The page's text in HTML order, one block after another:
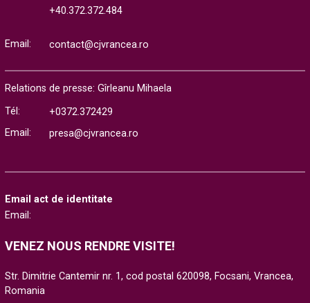
+40.372.372.484
Email: contact@cjvrancea.ro
Relations de presse: Gîrleanu Mihaela
Tél:
+0372.372429
Email:
presa@cjvrancea.ro
Email act de identitate
Email:
VENEZ NOUS RENDRE VISITE!
Str. Dimitrie Cantemir nr. 1, cod postal 620098, Focsani, Vrancea,
Romania